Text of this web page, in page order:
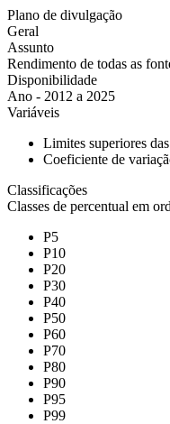
Plano de divulgação
Geral
Assunto
Rendimento de todas as
Disponibilidade
Ano - 2012 a 2025
Variáveis
Limites superiores
Coeficiente de
Classificações
Classes de percentual em
P5
P10
P20
P30
P40
P50
P60
P70
P80
P90
P95
P99